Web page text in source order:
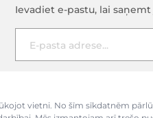
vietni. No šīm sīkdatnēm
Ievadiet e-pastu, lai